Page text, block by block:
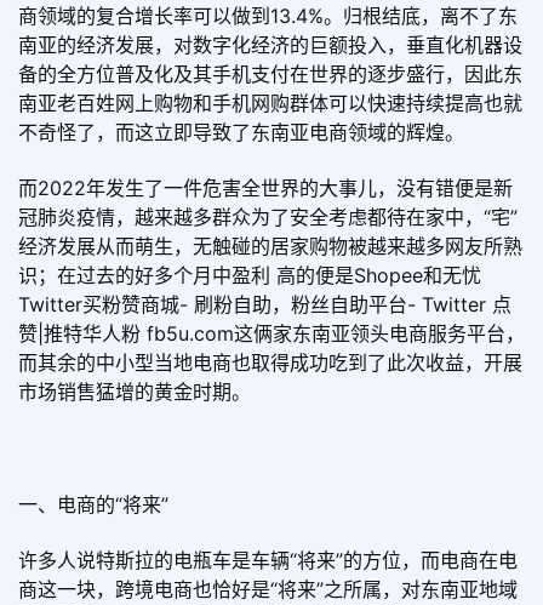
商领域的复合增长率可以做到13.4%。归根结底，离不了东
南亚的经济发展，对数字化经济的巨额投入，垂直化机器设
备的全方位普及化及其手机支付在世界的逐步盛行，因此东
南亚老百姓网上购物和手机网购群体可以快速持续提高也就
不奇怪了，而这立即导致了东南亚电商领域的辉煌。
而2022年发生了一件危害全世界的大事儿，没有错便是新
冠肺炎疫情，越来越多群众为了安全考虑都待在家中，“宅”
经济发展从而萌生，无触碰的居家购物被越来越多网友所熟
识；在过去的好多个月中盈利 高的便是Shopee和无忧
Twitter买粉赞商城- 刷粉自助，粉丝自助平台- Twitter 点
赞|推特华人粉 fb5u.com这俩家东南亚领头电商服务平台，
而其余的中小型当地电商也取得成功吃到了此次收益，开展
市场销售猛增的黄金时期。
一、电商的“将来”
许多人说特斯拉的电瓶车是车辆“将来”的方位，而电商在电
商这一块，跨境电商也恰好是“将来”之所属，对东南亚地域